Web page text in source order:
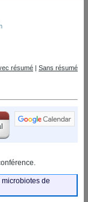
résumé | Sans résumé
de